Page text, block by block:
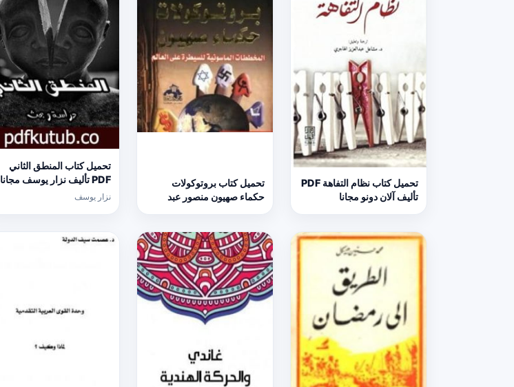
تحميل كتاب نظام التفاهة PDF
تأليف آلان دونو مجانا
تحميل كتاب بروتوكولات
حكماء صهيون منصور عبد
تحميل كتاب المنطق الثاني
PDF تأليف نزار يوسف مجانا
[كامل]
نزار يوسف